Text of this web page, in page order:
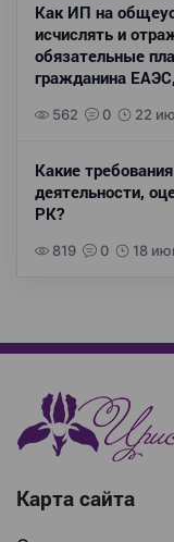
Как ИП на
исчислять и
обязательные
гражданина
562 0 22
Какие
деятельности,
РК?
819 0 18
Карта сайта